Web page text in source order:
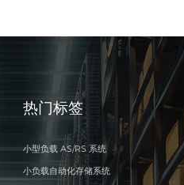
热门标签
小型负载 AS/RS 系统
小负载自动化存储系统